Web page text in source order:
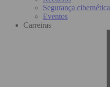
Segurança cibernética
Eventos
Carreiras